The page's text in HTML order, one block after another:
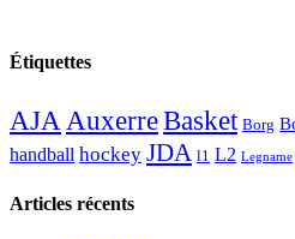
Étiquettes
AJA AuxerreBasket Borg
handball hockey JDA l1 L2 Legname
Articles récents